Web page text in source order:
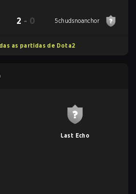
2 - 0 5chudsnoanchor
as partidas de Dota2
Last Echo